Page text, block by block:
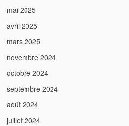
mai 2025
avril 2025
mars 2025
novembre 2024
octobre 2024
septembre 2024
août 2024
juillet 2024